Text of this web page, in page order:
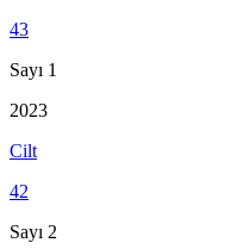
43
Sayı 1
2023
Cilt
42
Sayı 2